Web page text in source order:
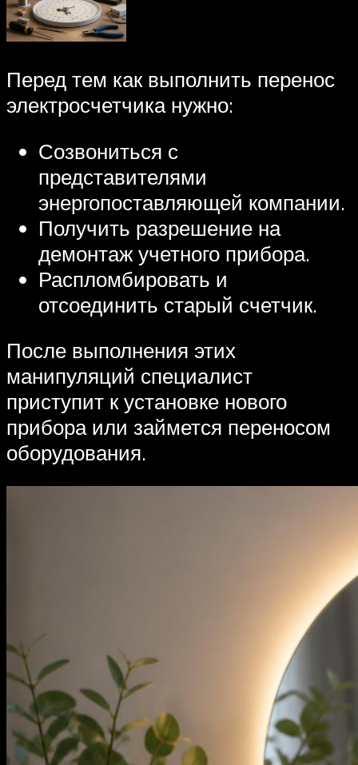
Перед тем как выполнить перенос
электросчетчика нужно:
Созвониться с
представителями
энергопоставляющей компании.
Получить разрешение на
демонтаж учетного прибора.
Распломбировать и
отсоединить старый счетчик.
После выполнения этих
манипуляций специалист
приступит к установке нового
прибора или займется переносом
оборудования.